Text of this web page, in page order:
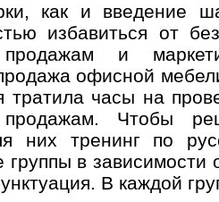
как и введение
избавиться от
и
офисной
тратила часы на
Чтобы
них тренинг по
группы в зависимости
В каждой